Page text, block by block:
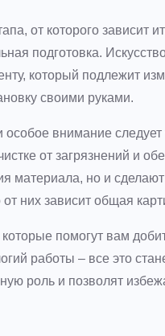
от которого зависит
подготовка.
который подлежит
своими руками.
внимание следует
от загрязнений и
материала, но и
них зависит общая
помогут вам
работы – все это
роль и позволят